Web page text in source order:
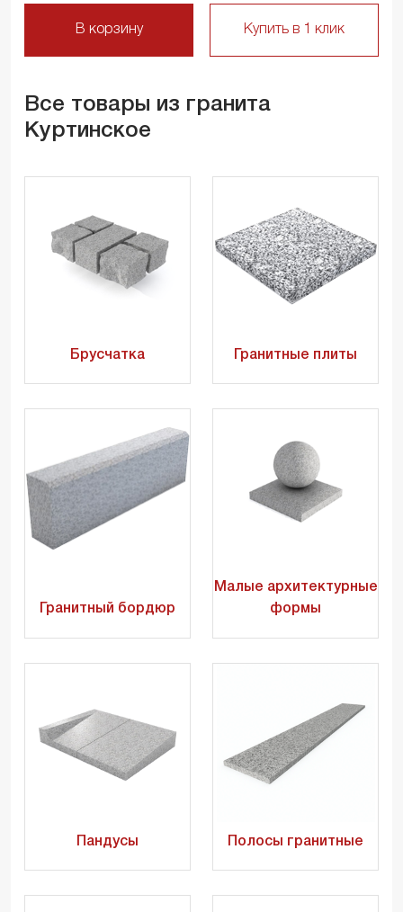
В корзину Купить в 1 клик
Все товары из гранита
Куртинское
Брусчатка Гранитные плиты
Гранитный бордюр
Малые архитектурные
формы
Пандусы Полосы гранитные